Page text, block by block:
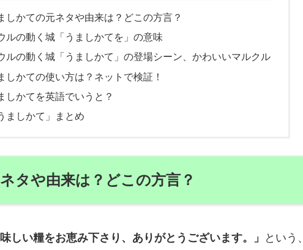
しかての元ネタや由来は？どこの方言？
ルの動く城「うましかてを」の意味
ルの動く城「うましかて」の登場シーン、かわいいマルクル
しかての使い方は？ネットで検証！
しかてを英語でいうと？
ましかて」まとめ
タや由来は？どこの方言？
味しい糧をお恵み下さり、ありがとうございます。」 という、